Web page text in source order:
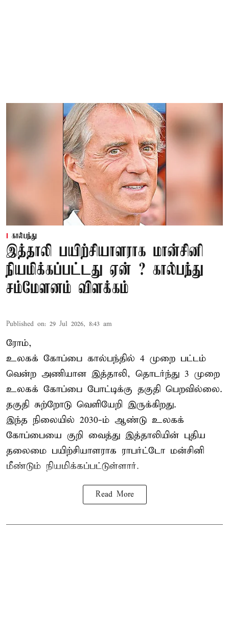
கால்பந்து
இத்தாலி பயிற்சியாளராக மான்சினி
நியமிக்கப்பட்டது ஏன் ? கால்பந்து
சம்மேளனம் விளக்கம்
Published on: 29 Jul 2026, 8:43 am
ரோம்,
உலகக் கோப்பை கால்பந்தில் 4 முறை பட்டம்
வென்ற அணியான இத்தாலி, தொடர்ந்து 3 முறை
உலகக் கோப்பை போட்டிக்கு தகுதி பெறவில்லை.
தகுதி சுற்றோடு வெளியேறி இருக்கிறது.
இந்த நிலையில் 2030-ம் ஆண்டு உலகக்
கோப்பையை குறி வைத்து இத்தாலியின் புதிய
தலைமை பயிற்சியாளராக ராபர்ட்டோ மன்சினி
மீண்டும் நியமிக்கப்பட்டுள்ளார்.
Read More